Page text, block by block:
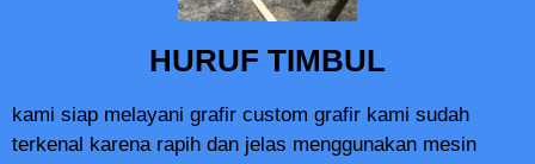
HURUF TIMBUL
kami siap melayani grafir custom grafir kami sudah
terkenal karena rapih dan jelas menggunakan mesin